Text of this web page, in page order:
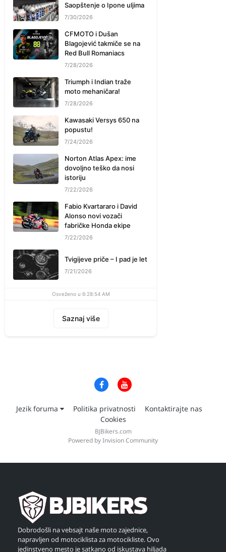
Saopštenje o Ipone uljima
7/30/2026
CFMOTO i Dušan
Blagojević takmiče se na
Red Bull Romaniacs
7/28/2026
Triumph i Indian traže
moto mehaničara!
7/28/2026
Kawasaki Versys 650 na
popustu!
7/24/2026
Norton Atlas Apex: ime
dovoljno teško da nosi
istoriju
7/22/2026
Fabio Kvartararo i David
Alonso novi vozači
fabričke Honda ekipe
7/22/2026
Tvigijeve priče – I pad je let
7/21/2026
Osveženo u 6:28:54 AM
Saznaj više
Jezik foruma Politika privatnosti
Kontaktirajte nas
Cookies
BJBikers.com
Powered by Invision Community
Dobrodošli na vebsajt naše moto zajednice,
napravljen od motociklista za motocikliste. Ovo
jedinstveno mesto je satkano od iskustava hiljada